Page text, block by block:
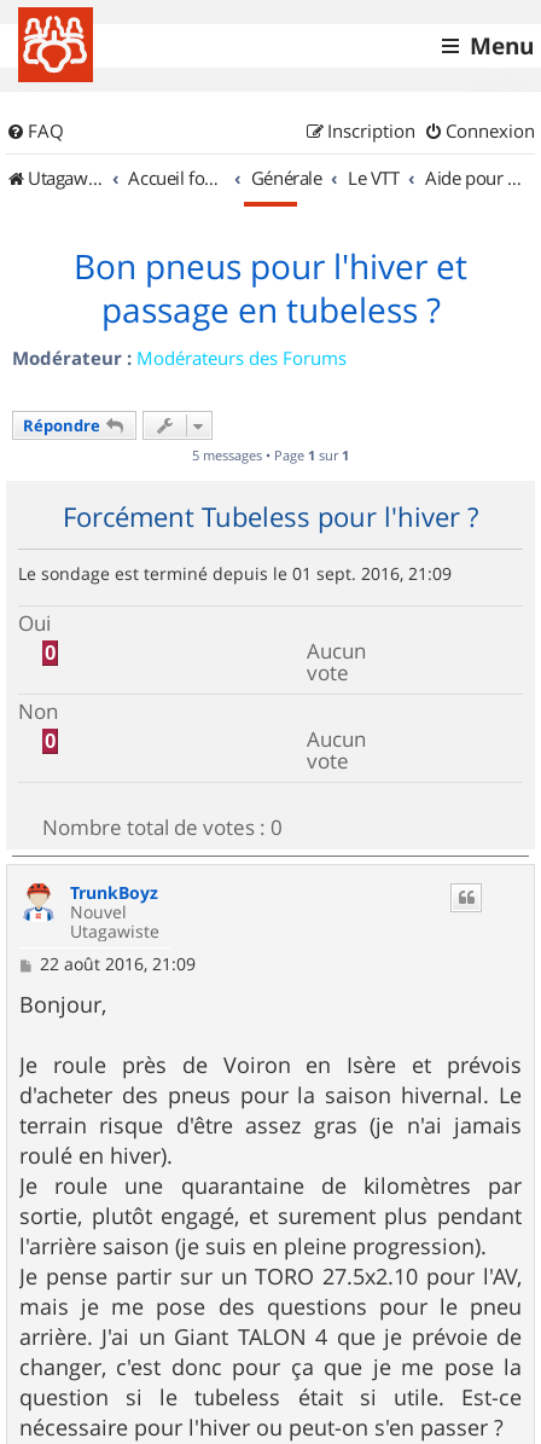
Menu
FAQ Connexion
Inscription
UtagawaVTT (Randos VTT et VTTAE avec traces GPS)
Accueil forum Générale Le VTT Aide pour l'achat d'un VTT
Bon pneus pour l'hiver et
passage en tubeless ?
Modérateur : Modérateurs des Forums
Répondre
5 messages • Page 1 sur 1
Forcément Tubeless pour l'hiver ?
Le sondage est terminé depuis le 01 sept. 2016, 21:09
Oui
0 Aucun
vote
Non
0 Aucun
vote
Nombre total de votes : 0
TrunkBoyz
Nouvel
Utagawiste
M
s
s
g
e
22 août 2016, 21:09
Bonjour,
Je roule près de Voiron en Isère et prévois
d'acheter des pneus pour la saison hivernal. Le
terrain risque d'être assez gras (je n'ai jamais
roulé en hiver).
Je roule une quarantaine de kilomètres par
sortie, plutôt engagé, et surement plus pendant
l'arrière saison (je suis en pleine progression).
Je pense partir sur un TORO 27.5x2.10 pour l'AV,
mais je me pose des questions pour le pneu
arrière. J'ai un Giant TALON 4 que je prévoie de
changer, c'est donc pour ça que je me pose la
question si le tubeless était si utile. Est-ce
nécessaire pour l'hiver ou peut-on s'en passer ?